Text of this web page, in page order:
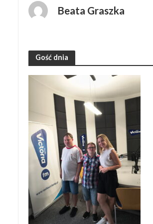
Beata Graszka
Gość dnia